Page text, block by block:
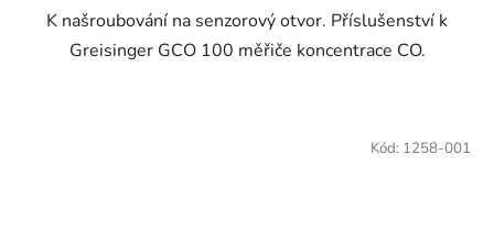
K našroubování na senzorový otvor. Příslušenství k
Greisinger GCO 100 měřiče koncentrace CO.
Kód: 1258-001